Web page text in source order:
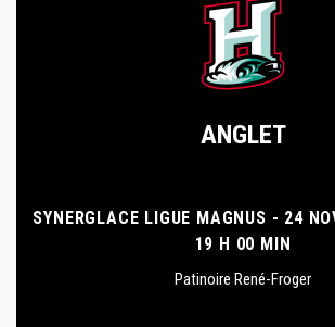
ANGLET
SYNERGLACE LIGUE MAGNUS - 24
19 H 00 MIN
Patinoire René-Froger